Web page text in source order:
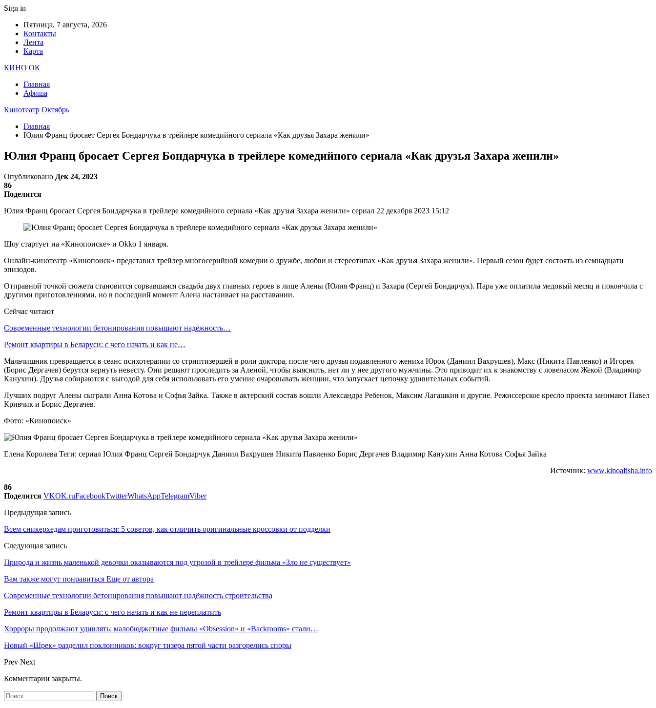
Sign in
Пятница, 7 августа, 2026
Контакты
Лента
Карта
КИНО ОК
Главная
Афиша
Кинотеатр Октябрь
Главная
Юлия Франц бросает Сергея Бондарчука в трейлере комедийного сериала «Как друзья Захара женили»
Юлия Франц бросает Сергея Бондарчука в трейлере комедийного сериала «Как друзья Захара женили»
Опубликовано Дек 24, 2023
86
Поделится
Юлия Франц бросает Сергея Бондарчука в трейлере комедийного сериала «Как друзья Захара женили» сериал 22 декабря 2023 15:12
Шоу стартует на «Кинопоиске» и Okko 1 января.
Онлайн-кинотеатр «Кинопоиск» представил трейлер многосерийной комедии о дружбе, любви и стереотипах «Как друзья Захара женили». Первый сезон будет состоять из семнадцати
эпизодов.
Отправной точкой сюжета становится сорвавшаяся свадьба двух главных героев в лице Алены (Юлия Франц) и Захара (Сергей Бондарчук). Пара уже оплатила медовый месяц и покончила с
другими приготовлениями, но в последний момент Алена настаивает на расставании.
Сейчас читают
Современные технологии бетонирования повышают надёжность…
Ремонт квартиры в Беларуси: с чего начать и как не…
Мальчишник превращается в сеанс психотерапии со стриптизершей в роли доктора, после чего друзья подавленного жениха Юрок (Даниил Вахрушев), Макс (Никита Павленко) и Игорек
(Борис Дергачев) берутся вернуть невесту. Они решают проследить за Аленой, чтобы выяснить, нет ли у нее другого мужчины. Это приводит их к знакомству с ловеласом Жекой (Владимир
Канухин). Друзья собираются с выгодой для себя использовать его умение очаровывать женщин, что запускает цепочку удивительных событий.
Лучших подруг Алены сыграли Анна Котова и Софья Зайка. Также в актерский состав вошли Александра Ребенок, Максим Лагашкин и другие. Режиссерское кресло проекта занимают Павел
Кривчик и Борис Дергачев.
Фото: «Кинопоиск»
Елена Королева Теги: сериал Юлия Франц Сергей Бондарчук Даниил Вахрушев Никита Павленко Борис Дергачев Владимир Канухин Анна Котова Софья Зайка
Источник: www.kinoafisha.info
86
Поделится VKOK.ruFacebookTwitterWhatsAppTelegramViber
Предыдущая запись
Всем сникерхедам приготовиться: 5 советов, как отличить оригинальные кроссовки от подделки
Следующая запись
Природа и жизнь маленькой девочки оказываются под угрозой в трейлере фильма «Зло не существует»
Вам также могут понравиться Еще от автора
Современные технологии бетонирования повышают надёжность строительства
Ремонт квартиры в Беларуси: с чего начать и как не переплатить
Хорроры продолжают удивлять: малобюджетные фильмы «Obsession» и «Backrooms» стали…
Новый «Шрек» разделил поклонников: вокруг тизера пятой части разгорелись споры
Prev Next
Комментарии закрыты.